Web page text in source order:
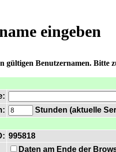
eingeben
gültigen Benutzernamen. Bitte
Stunden (aktuelle
995818
Daten am Ende der